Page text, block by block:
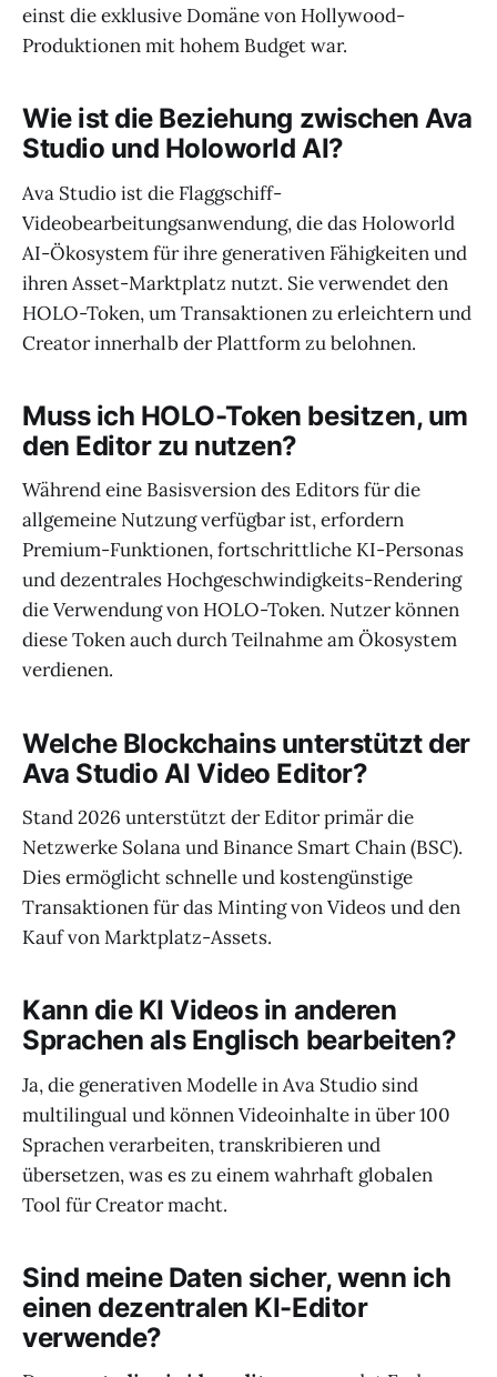
einst die exklusive Domäne von Hollywood-
Produktionen mit hohem Budget war.
Wie ist die Beziehung zwischen Ava
Studio und Holoworld AI?
Ava Studio ist die Flaggschiff-
Videobearbeitungsanwendung, die das Holoworld
AI-Ökosystem für ihre generativen Fähigkeiten und
ihren Asset-Marktplatz nutzt. Sie verwendet den
HOLO-Token, um Transaktionen zu erleichtern und
Creator innerhalb der Plattform zu belohnen.
Muss ich HOLO-Token besitzen, um
den Editor zu nutzen?
Während eine Basisversion des Editors für die
allgemeine Nutzung verfügbar ist, erfordern
Premium-Funktionen, fortschrittliche KI-Personas
und dezentrales Hochgeschwindigkeits-Rendering
die Verwendung von HOLO-Token. Nutzer können
diese Token auch durch Teilnahme am Ökosystem
verdienen.
Welche Blockchains unterstützt der
Ava Studio AI Video Editor?
Stand 2026 unterstützt der Editor primär die
Netzwerke Solana und Binance Smart Chain (BSC).
Dies ermöglicht schnelle und kostengünstige
Transaktionen für das Minting von Videos und den
Kauf von Marktplatz-Assets.
Kann die KI Videos in anderen
Sprachen als Englisch bearbeiten?
Ja, die generativen Modelle in Ava Studio sind
multilingual und können Videoinhalte in über 100
Sprachen verarbeiten, transkribieren und
übersetzen, was es zu einem wahrhaft globalen
Tool für Creator macht.
Sind meine Daten sicher, wenn ich
einen dezentralen KI-Editor
verwende?